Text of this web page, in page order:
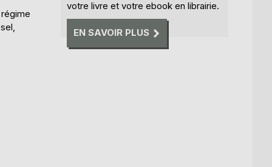
votre livre et votre ebook en librairie.
EN SAVOIR PLUS